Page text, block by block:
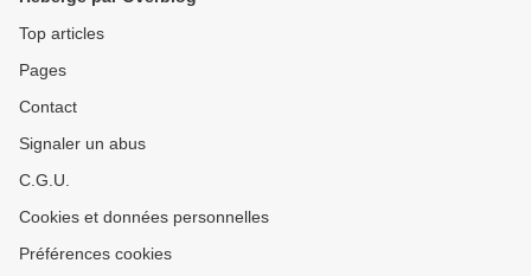
Top articles
Pages
Contact
Signaler un abus
C.G.U.
Cookies et données personnelles
Préférences cookies